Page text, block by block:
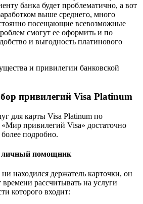
банка будет проблематично, а вот
выше среднего, много
посещающие всевозможные
смогут ее оформить и по
и выгодность платинового
привилегий Visa Platinum
для карты Visa Platinum по
привилегий Visa» достаточно
подробно.
личный помощник
находился держатель карточки, он
рассчитывать на услуги
которого входит: